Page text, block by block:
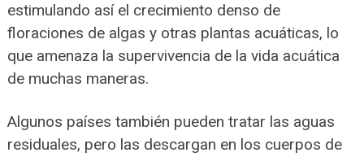
estimulando así el crecimiento denso de
floraciones de algas y otras plantas acuáticas, lo
que amenaza la supervivencia de la vida acuática
de muchas maneras.
Algunos países también pueden tratar las aguas
residuales, pero las descargan en los cuerpos de